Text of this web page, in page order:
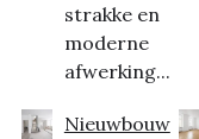
strakke en
moderne
afwerking...
Nieuwbouw